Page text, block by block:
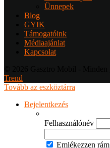
Ünnepek
Blog
GYIK
Támogatóink
Médiaajánlat
Kapcsolat
Trend
Tovább az eszköztárra
Bejelentkezés
Felhasználónév
Emlékezzen rám